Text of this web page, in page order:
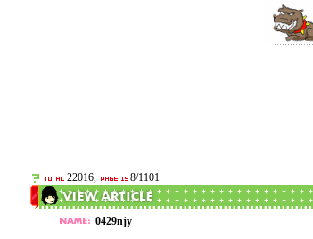
22016, 8/1101
0429njy